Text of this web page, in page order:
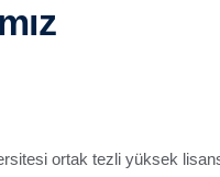
ortak tezli yüksek